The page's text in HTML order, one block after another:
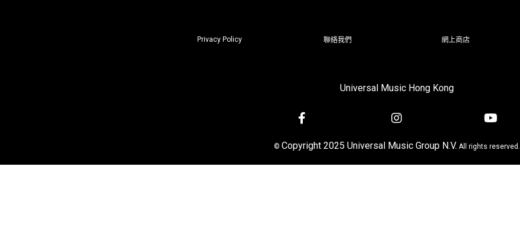
Privacy Policy 聯絡我們 網上商店
Universal Music Hong Kong
© Copyright 2025 Universal Music Group N.V. All rights reserved.